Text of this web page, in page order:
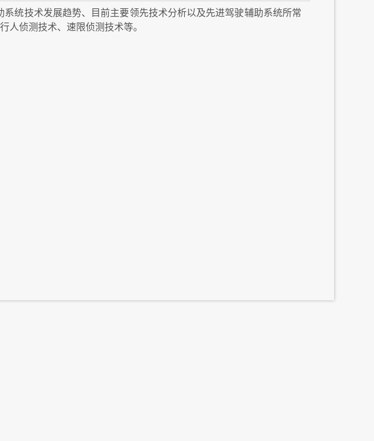
统技术发展趋势、目前主要领先技术分析以及先进驾驶辅助系统所常
人侦测技术、速限侦测技术等。